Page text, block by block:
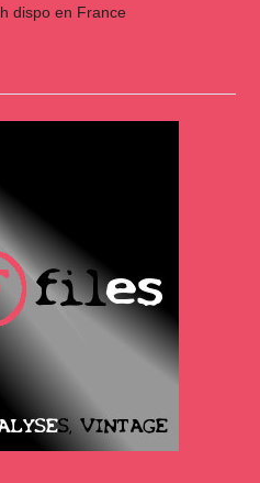
dispo en France